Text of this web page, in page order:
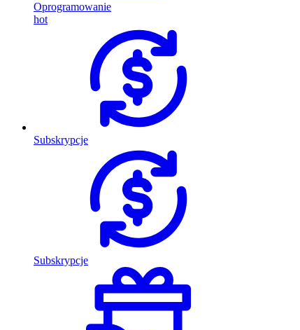
Oprogramowanie
hot
Subskrypcje
Subskrypcje